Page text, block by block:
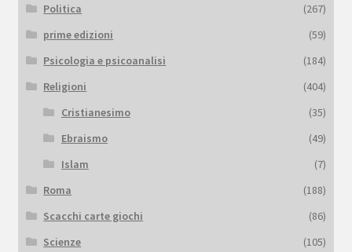
Politica
(267)
prime edizioni
(59)
Psicologia e psicoanalisi
(184)
Religioni
(404)
Cristianesimo
(35)
Ebraismo
(49)
Islam
(7)
Roma
(188)
Scacchi carte giochi
(86)
Scienze
(105)